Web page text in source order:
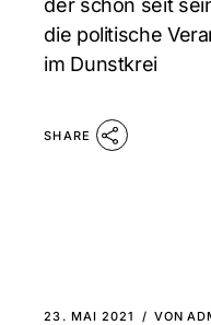
der schon seit
die politische
im Dunstkrei
SHARE
23. MAI 2021 VON